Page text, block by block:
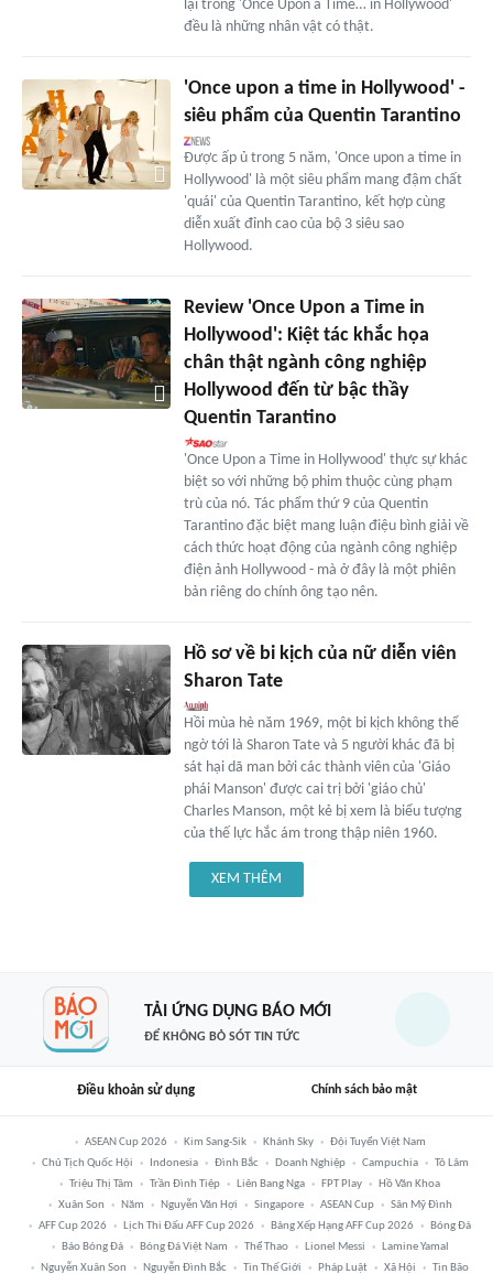
lại trong 'Once Upon a Time… in Hollywood'
đều là những nhân vật có thật.
'Once upon a time in Hollywood' -
siêu phẩm của Quentin Tarantino
Được ấp ủ trong 5 năm, 'Once upon a time in
Hollywood' là một siêu phẩm mang đậm chất
'quái' của Quentin Tarantino, kết hợp cùng
diễn xuất đỉnh cao của bộ 3 siêu sao
Hollywood.
Review 'Once Upon a Time in
Hollywood': Kiệt tác khắc họa
chân thật ngành công nghiệp
Hollywood đến từ bậc thầy
Quentin Tarantino
'Once Upon a Time in Hollywood' thực sự khác
biệt so với những bộ phim thuộc cùng phạm
trù của nó. Tác phẩm thứ 9 của Quentin
Tarantino đặc biệt mang luận điệu bình giải về
cách thức hoạt động của ngành công nghiệp
điện ảnh Hollywood - mà ở đây là một phiên
bản riêng do chính ông tạo nên.
Hồ sơ về bi kịch của nữ diễn viên
Sharon Tate
Hồi mùa hè năm 1969, một bi kịch không thể
ngờ tới là Sharon Tate và 5 người khác đã bị
sát hại dã man bởi các thành viên của 'Giáo
phái Manson' được cai trị bởi 'giáo chủ'
Charles Manson, một kẻ bị xem là biểu tượng
của thế lực hắc ám trong thập niên 1960.
XEM THÊM
TẢI ỨNG DỤNG BÁO MỚI
ĐỂ KHÔNG BỎ SÓT TIN TỨC
Điều khoản sử dụng Chính sách bảo mật
ASEAN Cup 2026 Kim Sang-Sik Khánh Sky
Đội Tuyển Việt Nam
Chủ Tịch Quốc Hội
Indonesia Đình Bắc Doanh Nghiệp Campuchia
Tô Lâm
Triệu Thị Tâm
Trần Đình Tiệp Liên Bang Nga FPT Play
Hồ Văn Khoa
Xuân Son
Năm Nguyễn Văn Hợi Singapore ASEAN Cup
Sân Mỹ Đình
AFF Cup 2026
Lịch Thi Đấu AFF Cup 2026 Bảng Xếp Hạng AFF Cup 2026
Bóng Đá
Báo Bóng Đá
Bóng Đá Việt Nam Thể Thao Lionel Messi
Lamine Yamal
Nguyễn Xuân Son
Nguyễn Đình Bắc Tin Thế Giới Pháp Luật Xã Hội Tin Bão